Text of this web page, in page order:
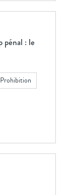
pénal : le
Prohibition